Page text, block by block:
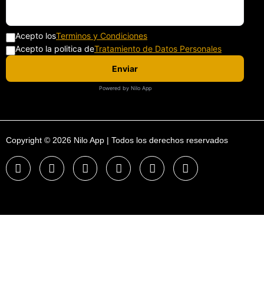
Acepto losTerminos y Condiciones
Acepto la politica deTratamiento de Datos Personales
Enviar
Powered by Nilo App
Copyright © 2026 Nilo App | Todos los derechos reservados